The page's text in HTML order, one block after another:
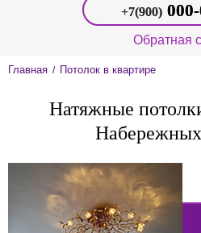
+7(900)
Обратная
Главная / Потолок в квартире
Натяжные